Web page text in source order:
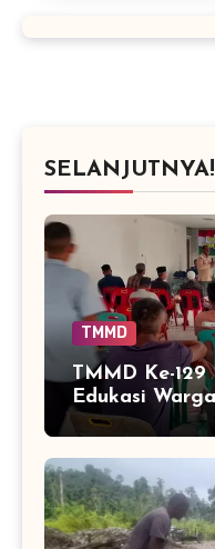
TMMD
TMMD Ke-
Edukasi
Lewat